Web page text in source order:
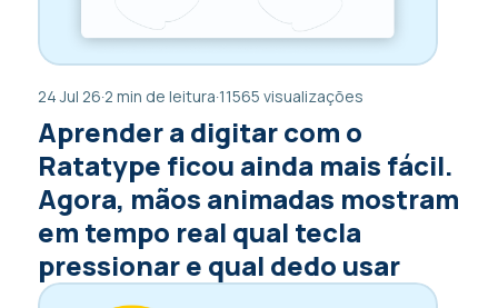
24 Jul 26·2 min de leitura·11565 visualizações
Aprender a digitar com o
Ratatype ficou ainda mais fácil.
Agora, mãos animadas mostram
em tempo real qual tecla
pressionar e qual dedo usar